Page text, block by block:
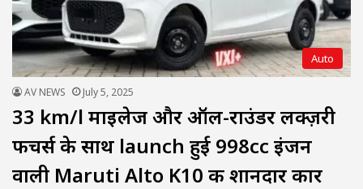
Auto
AV NEWS July 5, 2025
33 km/l माइलेज और ऑल-राउंडर लक्ज़री
फीचर्स के साथ launch हुई 998cc इंजन
वाली Maruti Alto K10 की शानदार कार